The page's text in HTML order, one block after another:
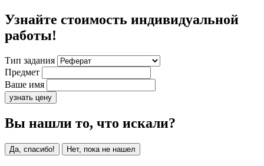
Узнайте стоимость индивидуальной
работы!
Тип задания
Предмет
Ваше имя
узнать цену
Вы нашли то, что искали?
Да, спасибо! Нет, пока не нашел